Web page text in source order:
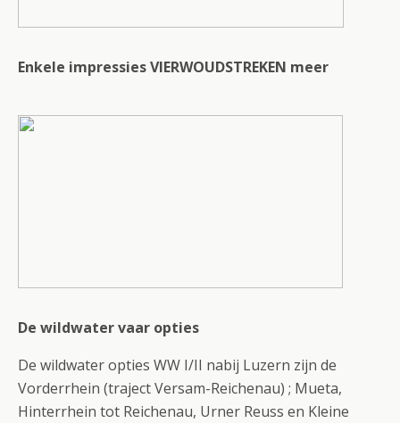
Enkele impressies VIERWOUDSTREKEN meer
De wildwater vaar opties
De wildwater opties WW I/II nabij Luzern zijn de
Vorderrhein (traject Versam-Reichenau) ; Mueta,
Hinterrhein tot Reichenau, Urner Reuss en Kleine